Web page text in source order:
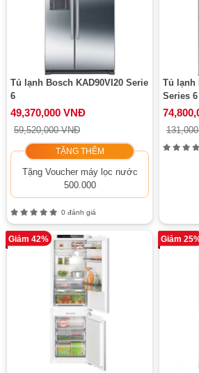
Tủ lạnh Bosch KAD90VI20 Serie
6
49,370,000 VNĐ
59,520,000 VNĐ
TẶNG THÊM
Tặng Voucher máy lọc nước
500.000
0 đánh giá
Tủ lạnh
Series 6
Giảm 42% Giảm